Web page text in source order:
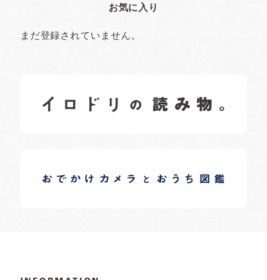
お気に入り
まだ登録されていません。
日常の様子など随時更新中です。
日常の様子など随時更新中です。